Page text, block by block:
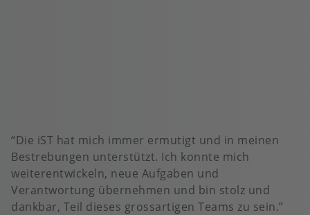
Die iST hat mich immer ermutigt und in meinen
Bestrebungen unterstützt. Ich konnte mich
weiterentwickeln, neue Aufgaben und
Verantwortung übernehmen und bin stolz und
dankbar, Teil dieses grossartigen Teams zu sein.